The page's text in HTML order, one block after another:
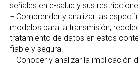
señales en e-salud y sus
− Comprender y analizar las
modelos para la transmisión,
tratamiento de datos en estos
fiable y segura.
− Conocer y analizar la implicación